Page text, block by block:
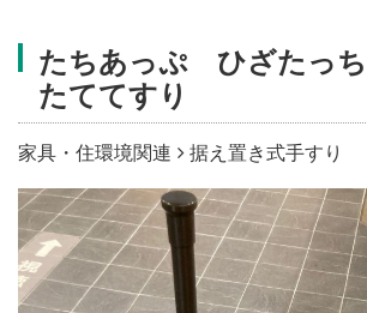
アクセス
たちあっぷ ひざたっ
たててすり
家具・住環境関連 据え置き式手すり